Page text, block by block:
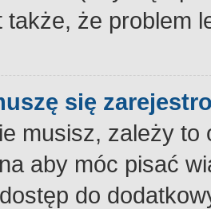
także, że problem
się
musisz, zależy
aby móc pisać
do